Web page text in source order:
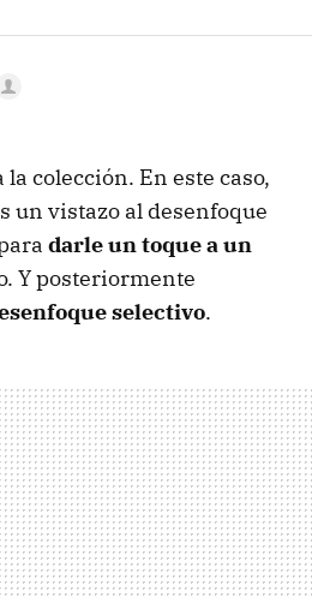
colección. En este caso,
un vistazo al desenfoque
darle un toque a un
Y posteriormente
selectivo.